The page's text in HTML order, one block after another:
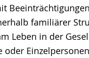
familiärer
Leben in der
oder